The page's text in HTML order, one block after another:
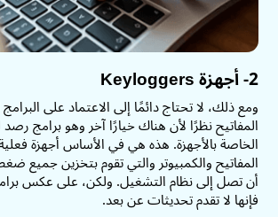
2- أجهزة Keyloggers
ومع ذلك، لا تحتاج دائمًا إلى الاعتماد على
المفاتيح نظرًا لأن هناك خيارًا آخر وهو برامج رصد
الخاصة بالأجهزة. هذه هي في الأساس أجهزة
المفاتيح والكمبيوتر والتي تقوم بتخزين جميع
فإنها لا تقدم تحديثات عن بعد.